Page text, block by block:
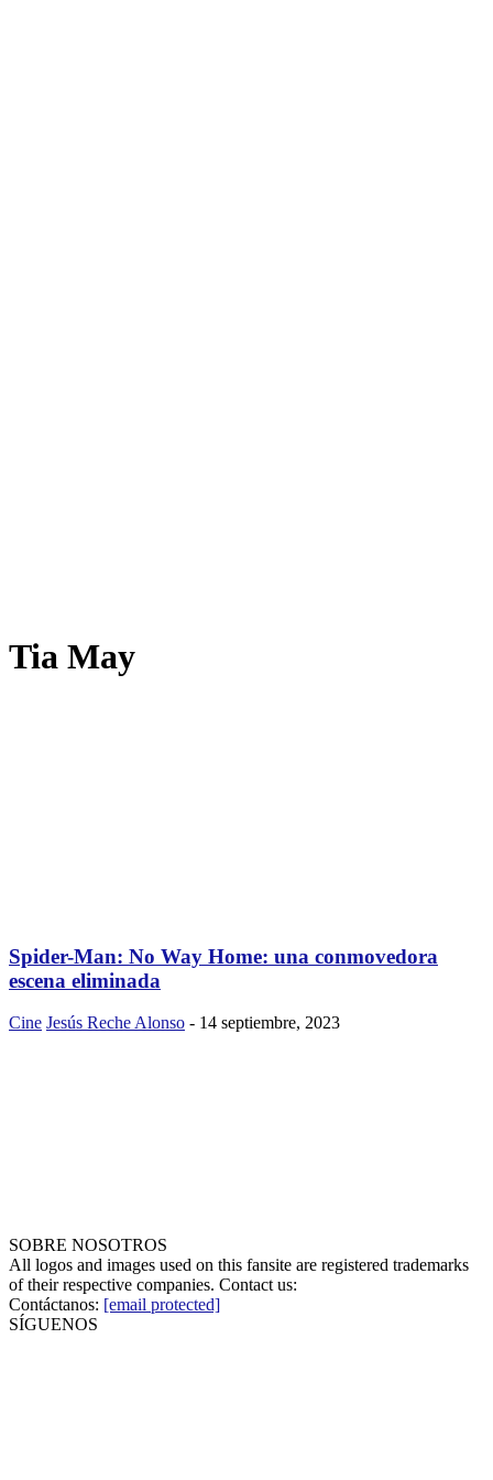
Tia May
Spider-Man: No Way Home: una conmovedora
escena eliminada
Cine Jesús Reche Alonso - 14 septiembre, 2023
SOBRE NOSOTROS
All logos and images used on this fansite are registered trademarks
of their respective companies. Contact us:
Contáctanos: [email protected]
SÍGUENOS